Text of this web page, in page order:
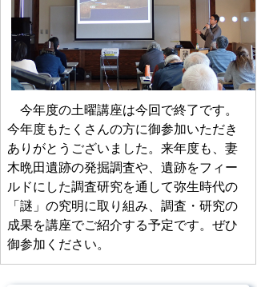
今年度の土曜講座は今回で終了です。
今年度もたくさんの方に御参加いただき
ありがとうございました。来年度も、妻
木晩田遺跡の発掘調査や、遺跡をフィー
ルドにした調査研究を通して弥生時代の
「謎」の究明に取り組み、調査・研究の
成果を講座でご紹介する予定です。ぜひ
御参加ください。